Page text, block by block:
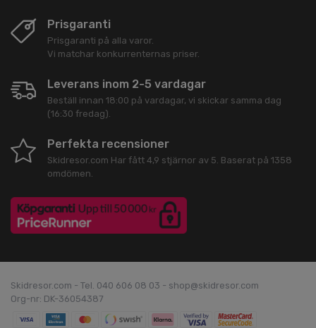
Prisgaranti
Prisgaranti på alla varor.
Vi matchar konkurrenternas priser.
Leverans inom 2-5 vardagar
Beställ innan 18:00 på vardagar, vi skickar samma dag
(16:30 fredag).
Perfekta recensioner
Skidresor.com Har fått 4,9 stjärnor av 5 . Baserat på 1358
omdömen.
Skidresor.com - Tel. 040 606 08 03 - shop@skidresor.com
Org-nr: DK-36054387